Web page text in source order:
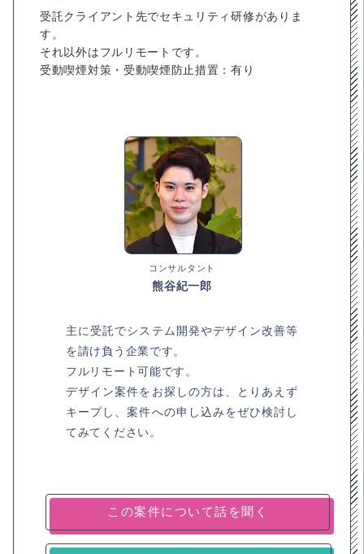
受託クライアント先でセキュリティ研修がありま
す。
それ以外はフルリモートです。
受動喫煙対策・受動喫煙防止措置：有り
コンサルタント
熊谷紀一郎
主に受託でシステム開発やデザイン改善等
を請け負う企業です。
フルリモート可能です。
デザイン案件をお探しの方は、とりあえず
キープし、案件への申し込みをぜひ検討し
てみてください。